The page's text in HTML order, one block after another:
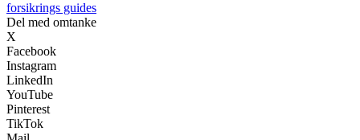
forsikrings guides
Del med omtanke
X
Facebook
Instagram
LinkedIn
YouTube
Pinterest
TikTok